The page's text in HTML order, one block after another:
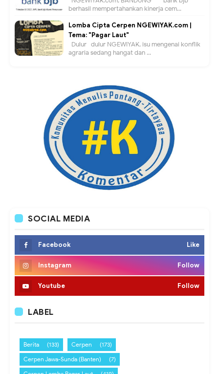
berhasil mempertahankan kinerja cem...
Lomba Cipta Cerpen NGEWIYAK.com |
Tema: "Pagar Laut"
Dulur- dulur NGEWIYAK, isu mengenai konflik
agraria sedang hangat dan ...
SOCIAL MEDIA
Facebook Like
Instagram Follow
Youtube Follow
LABEL
Berita (133) Cerpen
(173)
Cerpen Jawa-Sunda (Banten)
(7)